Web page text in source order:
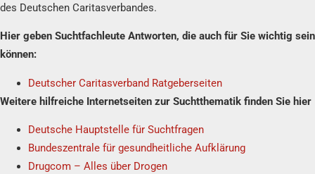
des Deutschen Caritasverbandes.
Hier geben Suchtfachleute Antworten, die auch für Sie wichtig sein
können:
Deutscher Caritasverband Ratgeberseiten
Weitere hilfreiche Internetseiten zur Suchtthematik finden Sie hier
Deutsche Hauptstelle für Suchtfragen
Bundeszentrale für gesundheitliche Aufklärung
Drugcom – Alles über Drogen